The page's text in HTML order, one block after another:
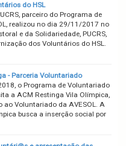
do HSL
parceiro do Programa de
realizou no dia 29/11/2017 no
e da Solidariedade, PUCRS,
dos Voluntários do HSL.
- Parceria Voluntariado
o Programa de Voluntariado
a ACM Restinga Vila Olímpica,
ao Voluntariado da AVESOL. A
busca a inserção social por